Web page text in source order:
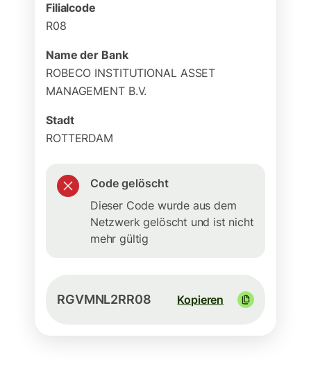
Filialcode
R08
Name der Bank
ROBECO INSTITUTIONAL ASSET
MANAGEMENT B.V.
Stadt
ROTTERDAM
Code gelöscht
Dieser Code wurde aus dem
Netzwerk gelöscht und ist nicht
mehr gültig
RGVMNL2RR08 Kopieren